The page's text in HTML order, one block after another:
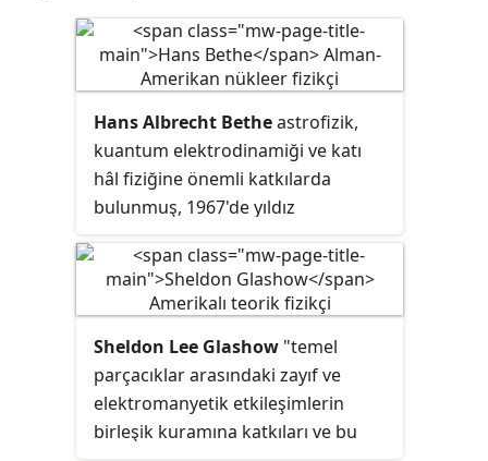
Hans Albrecht Betheastrofizik,
kuantum elektrodinamiği ve katı
hâl fiziğine önemli katkılarda
bulunmuş, 1967'de yıldız
yaptığı çalışma ile Nobel Fizik Ödülü
almış annesi Yahudi, babası Alman
olan nükleer fizikçi.
Sheldon Lee Glashow "temel
parçacıklar arasındaki zayıf ve
elektromanyetik etkileşimlerin
birleşik kuramına katkıları ve bu